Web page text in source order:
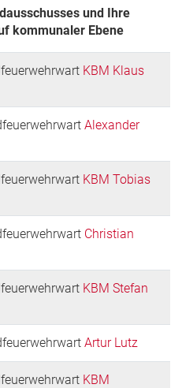
und Ihre
kommunaler Ebene
KBM Klaus
Alexander
KBM Tobias
Christian
KBM Stefan
Artur Lutz
KBM